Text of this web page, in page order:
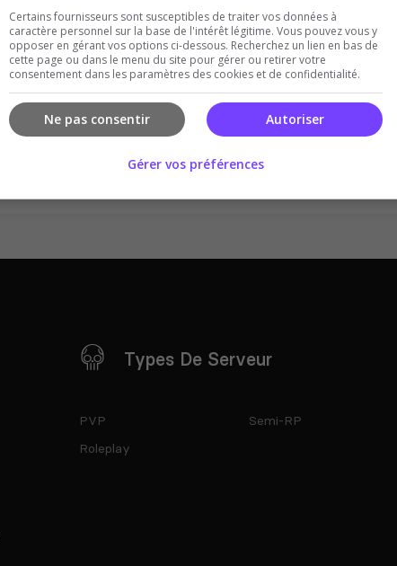
Vous devez être connecté pour ajouter un avis
sur ce serveur !
Types De Serveur
PVP
Roleplay
Semi-RP
Certains fournisseurs sont susceptibles de traiter vos données à
caractère personnel sur la base de l'intérêt légitime. Vous pouvez vous y
opposer en gérant vos options ci-dessous. Recherchez un lien en bas de
cette page ou dans le menu du site pour gérer ou retirer votre
consentement dans les paramètres des cookies et de confidentialité.
Autoriser
Ne pas consentir
Gérer vos préférences